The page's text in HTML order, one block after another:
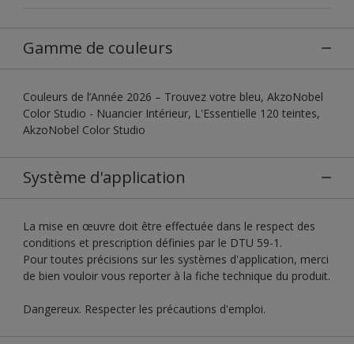
Gamme de couleurs
Couleurs de l’Année 2026 – Trouvez votre bleu, AkzoNobel
Color Studio - Nuancier Intérieur, L'Essentielle 120 teintes,
AkzoNobel Color Studio
Système d'application
La mise en œuvre doit être effectuée dans le respect des
conditions et prescription définies par le DTU 59-1.
Pour toutes précisions sur les systèmes d'application, merci
de bien vouloir vous reporter à la fiche technique du produit.
Dangereux. Respecter les précautions d'emploi.